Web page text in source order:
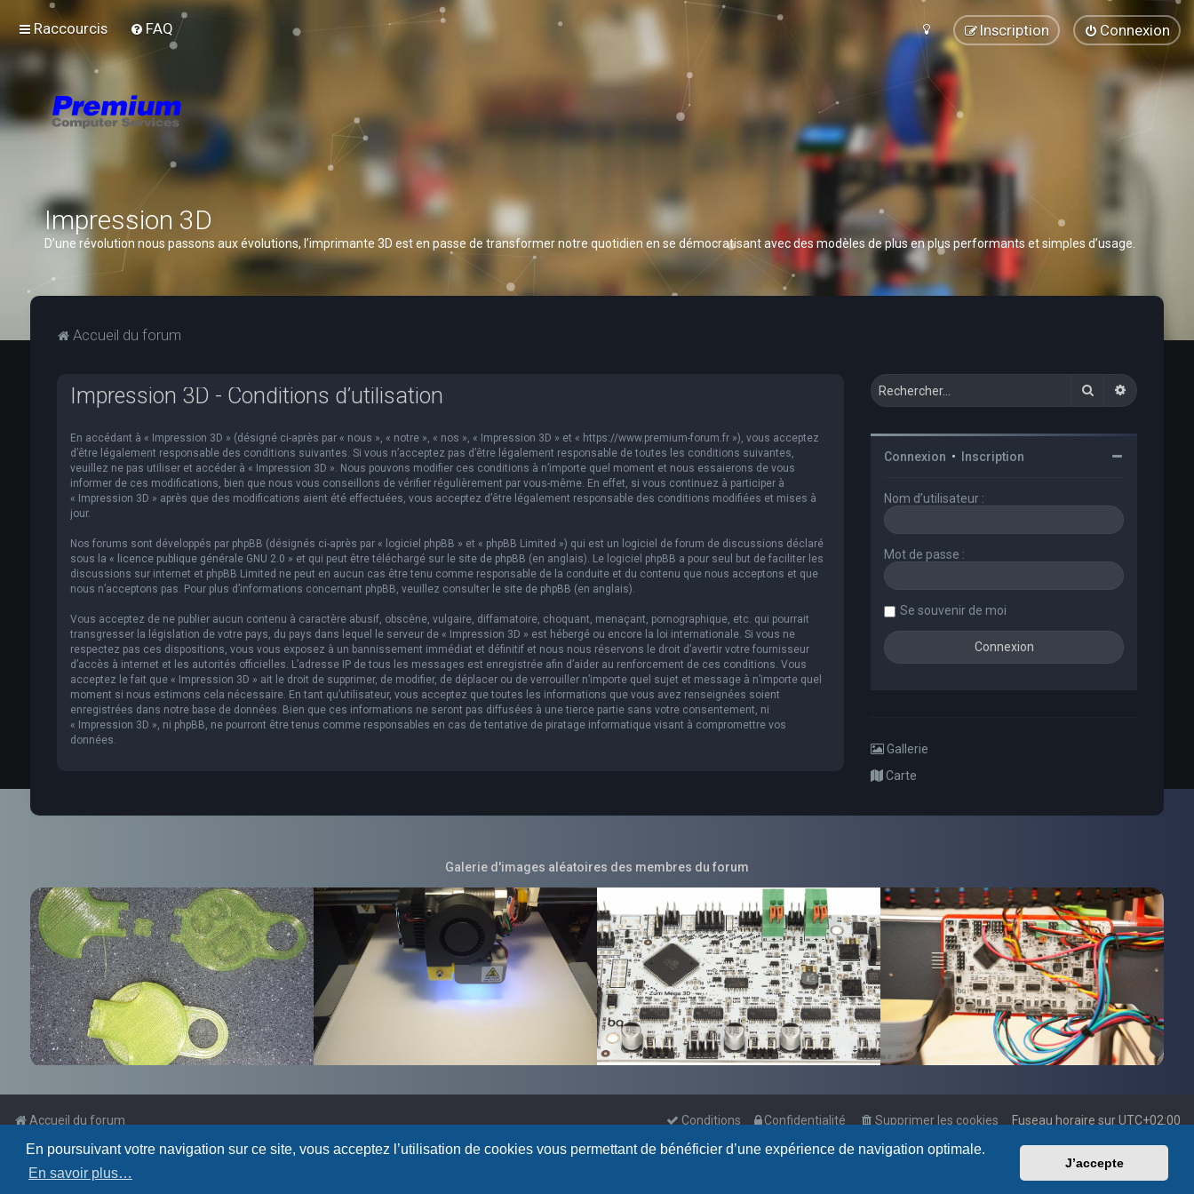
En poursuivant votre navigation sur ce site, vous acceptez l’utilisation de cookies vous permettant de bénéficier d’une expérience de navigation optimale.
En savoir plus…
J’accepte
Raccourcis FAQ Connexion
Inscription
Impression 3D
D’une révolution nous passons aux évolutions, l’imprimante 3D est en passe de transformer notre quotidien en se démocratisant avec des modèles de plus en plus performants et simples d’usage.
Accueil du forum
Impression 3D - Conditions d’utilisation
En accédant à « Impression 3D » (désigné ci-après par « nous », « notre », « nos », « Impression 3D » et « https://www.premium-forum.fr »), vous acceptez
d’être légalement responsable des conditions suivantes. Si vous n’acceptez pas d’être légalement responsable de toutes les conditions suivantes,
veuillez ne pas utiliser et accéder à « Impression 3D ». Nous pouvons modifier ces conditions à n’importe quel moment et nous essaierons de vous
informer de ces modifications, bien que nous vous conseillons de vérifier régulièrement par vous-même. En effet, si vous continuez à participer à
« Impression 3D » après que des modifications aient été effectuées, vous acceptez d’être légalement responsable des conditions modifiées et mises à
jour.
Nos forums sont développés par phpBB (désignés ci-après par « logiciel phpBB » et « phpBB Limited ») qui est un logiciel de forum de discussions déclaré
sous la « licence publique générale GNU 2.0 » et qui peut être téléchargé sur le site de phpBB (en anglais). Le logiciel phpBB a pour seul but de faciliter les
discussions sur internet et phpBB Limited ne peut en aucun cas être tenu comme responsable de la conduite et du contenu que nous acceptons et que
nous n’acceptons pas. Pour plus d’informations concernant phpBB, veuillez consulter le site de phpBB (en anglais).
Vous acceptez de ne publier aucun contenu à caractère abusif, obscène, vulgaire, diffamatoire, choquant, menaçant, pornographique, etc. qui pourrait
transgresser la législation de votre pays, du pays dans lequel le serveur de « Impression 3D » est hébergé ou encore la loi internationale. Si vous ne
respectez pas ces dispositions, vous vous exposez à un bannissement immédiat et définitif et nous nous réservons le droit d’avertir votre fournisseur
d’accès à internet et les autorités officielles. L’adresse IP de tous les messages est enregistrée afin d’aider au renforcement de ces conditions. Vous
acceptez le fait que « Impression 3D » ait le droit de supprimer, de modifier, de déplacer ou de verrouiller n’importe quel sujet et message à n’importe quel
moment si nous estimons cela nécessaire. En tant qu’utilisateur, vous acceptez que toutes les informations que vous avez renseignées soient
enregistrées dans notre base de données. Bien que ces informations ne seront pas diffusées à une tierce partie sans votre consentement, ni
« Impression 3D », ni phpBB, ne pourront être tenus comme responsables en cas de tentative de piratage informatique visant à compromettre vos
données.
Rechercher
Connexion • Inscription
Nom d’utilisateur :
Mot de passe :
Se souvenir de moi
Gallerie
Carte
Galerie d'images aléatoires des membres du forum
Accueil du forum Fuseau horaire surUTC+02:00
Supprimer les cookies
Confidentialité
Conditions
Powered by phpBB
Traduction française officielle